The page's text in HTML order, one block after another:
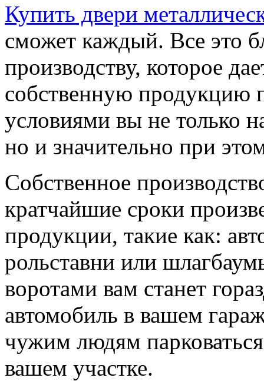
Купить двери
сможет каждый. Все это
производству, которое
собственную продукцию
условиями вы не только
но и значительно при
Собственное
кратчайшие сроки
продукции, такие как:
рольставни или
воротами вам станет
автомобиль в вашем
чужим людям
вашем участке.